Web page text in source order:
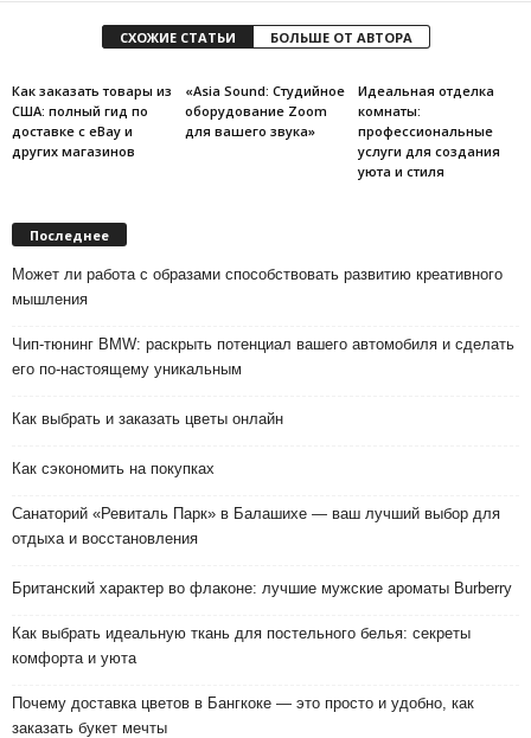
СХОЖИЕ СТАТЬИ БОЛЬШЕ ОТ АВТОРА
Как заказать товары из
США: полный гид по
доставке с eBay и
других магазинов
«Asia Sound: Студийное
оборудование Zoom
для вашего звука»
Идеальная отделка
комнаты:
профессиональные
услуги для создания
уюта и стиля
Последнее
Может ли работа с образами способствовать развитию креативного
мышления
Чип-тюнинг BMW: раскрыть потенциал вашего автомобиля и сделать
его по-настоящему уникальным
Как выбрать и заказать цветы онлайн
Как сэкономить на покупках
Санаторий «Ревиталь Парк» в Балашихе — ваш лучший выбор для
отдыха и восстановления
Британский характер во флаконе: лучшие мужские ароматы Burberry
Как выбрать идеальную ткань для постельного белья: секреты
комфорта и уюта
Почему доставка цветов в Бангкоке — это просто и удобно, как
заказать букет мечты